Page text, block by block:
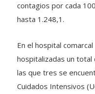
contagios por cada
hasta 1.248,1.
En el hospital
hospitalizadas un
las que tres se
Cuidados Intensivos